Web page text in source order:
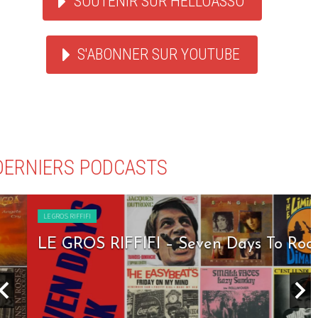
S'ABONNER SUR YOUTUBE
PODCASTS
LE GROS RIFFIFI
LE GROS RIFFIFI – Seven Days To Rock !!!